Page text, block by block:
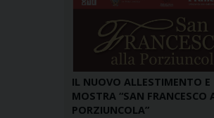
IL NUOVO ALLESTIMENTO E
MOSTRA “SAN FRANCESCO
PORZIUNCOLA”